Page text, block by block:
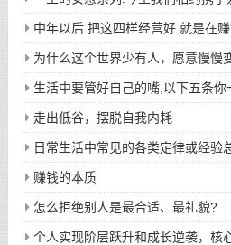
次的回眸才换来今生的相遇
中年以后 把这四样经营好 就是在
为什么这个世界少有人，愿意慢慢
生活中要管好自己的嘴,以下五条你
走出低谷，摆脱自我内耗
日常生活中常见的各类定律或经验
赚钱的本质
怎么拒绝别人是最合适、最礼貌?
个人实现阶层跃升和成长逆袭，核